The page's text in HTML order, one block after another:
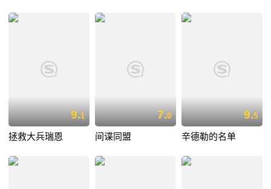
9.1
拯救大兵瑞恩
7.0
间谍同盟
9.5
辛德勒的名单